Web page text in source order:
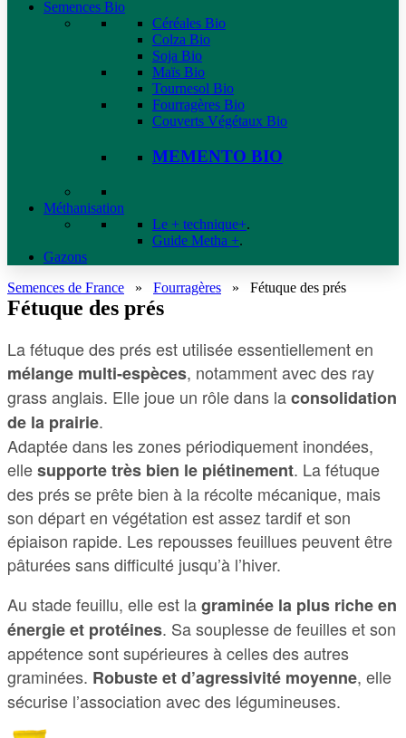
Semences Bio
Céréales Bio
Colza Bio
Soja Bio
Maïs Bio
Tournesol Bio
Fourragères Bio
Couverts Végétaux Bio
MEMENTO BIO
Méthanisation
Le + technique+.
Guide Metha +.
Gazons
Semences de France » Fourragères » Fétuque des prés
Fétuque des prés
La fétuque des prés est utilisée essentiellement en
mélange multi-espèces, notamment avec des ray
grass anglais. Elle joue un rôle dans laconsolidation
de la prairie.
Adaptée dans les zones périodiquement inondées,
ellesupporte très bien le piétinement. La fétuque
des prés se prête bien à la récolte mécanique, mais
son départ en végétation est assez tardif et son
épiaison rapide. Les repousses feuillues peuvent être
pâturées sans difficulté jusqu’à l’hiver.
Au stade feuillu, elle est lagraminée la plus riche en
énergie et protéines. Sa souplesse de feuilles et son
appétence sont supérieures à celles des autres
graminées. Robuste et d’agressivité moyenne, elle
sécurise l’association avec des légumineuses.